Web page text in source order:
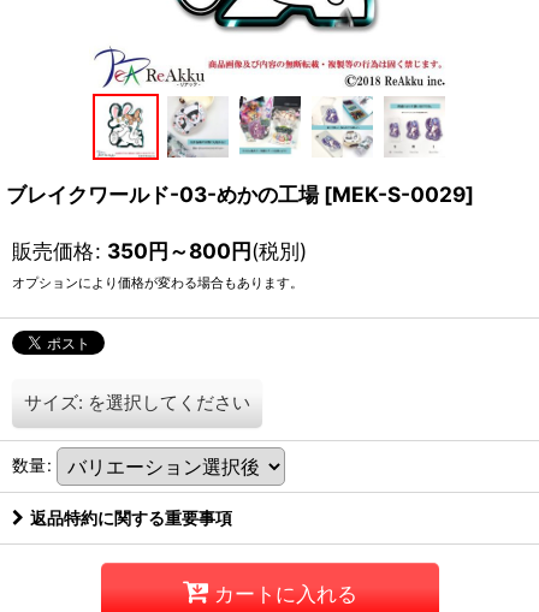
ブレイクワールド-03-めかの工場 [MEK-S-0029]
販売価格: 350円～800円(税別)
オプションにより価格が変わる場合もあります。
サイズ: を選択してください
数量:
返品特約に関する重要事項
カートに入れる